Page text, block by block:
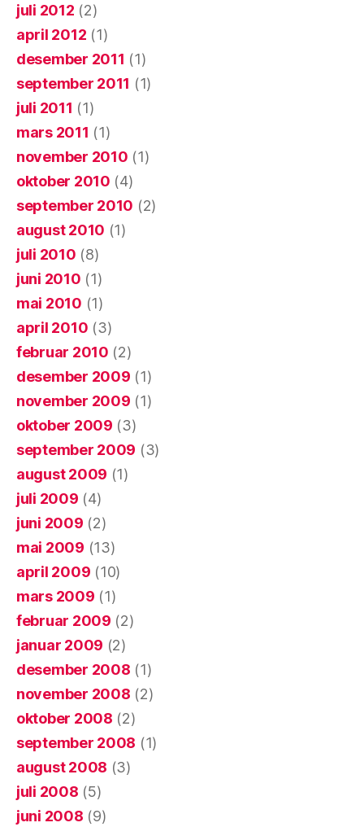
juli 2012 (2)
april 2012 (1)
desember 2011 (1)
september 2011 (1)
juli 2011 (1)
mars 2011 (1)
november 2010 (1)
oktober 2010 (4)
september 2010 (2)
august 2010 (1)
juli 2010 (8)
juni 2010 (1)
mai 2010 (1)
april 2010 (3)
februar 2010 (2)
desember 2009 (1)
november 2009 (1)
oktober 2009 (3)
september 2009 (3)
august 2009 (1)
juli 2009 (4)
juni 2009 (2)
mai 2009 (13)
april 2009 (10)
mars 2009 (1)
februar 2009 (2)
januar 2009 (2)
desember 2008 (1)
november 2008 (2)
oktober 2008 (2)
september 2008 (1)
august 2008 (3)
juli 2008 (5)
juni 2008 (9)